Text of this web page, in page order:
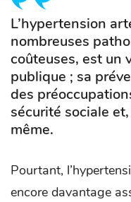
L’hypertension
nombreuses
coûteuses, est un
publique ; sa
des
sécurité sociale
même.
Pourtant,
encore davantage